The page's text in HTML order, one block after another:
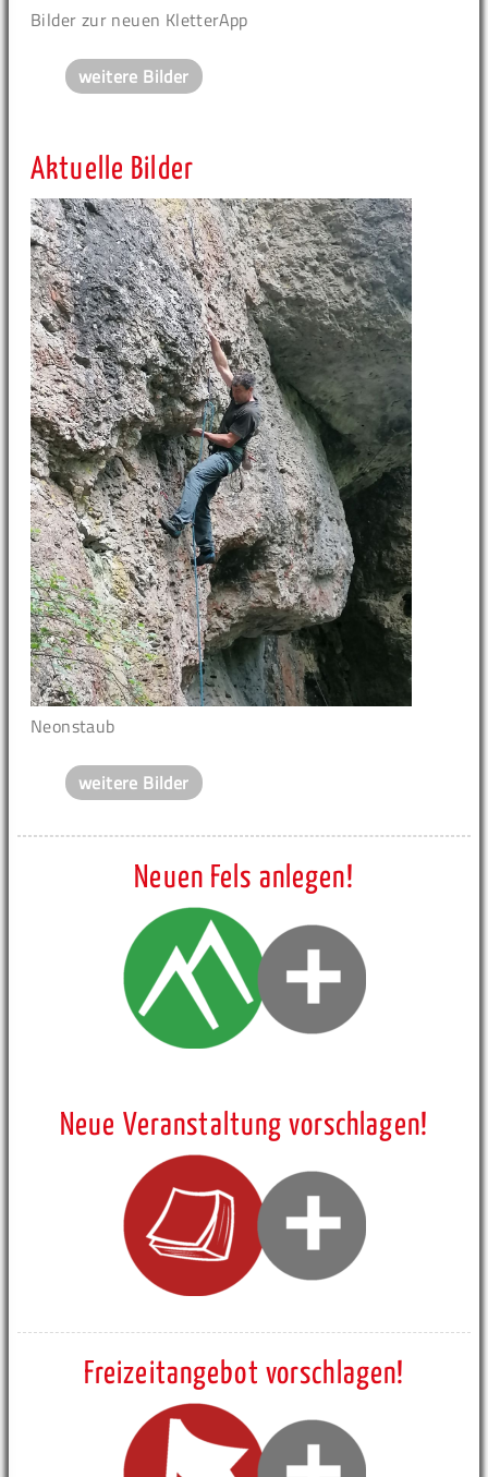
Bilder zur neuen KletterApp
weitere Bilder
Aktuelle Bilder
Neonstaub
weitere Bilder
Neuen Fels anlegen!
Neue Veranstaltung vorschlagen!
Freizeitangebot vorschlagen!